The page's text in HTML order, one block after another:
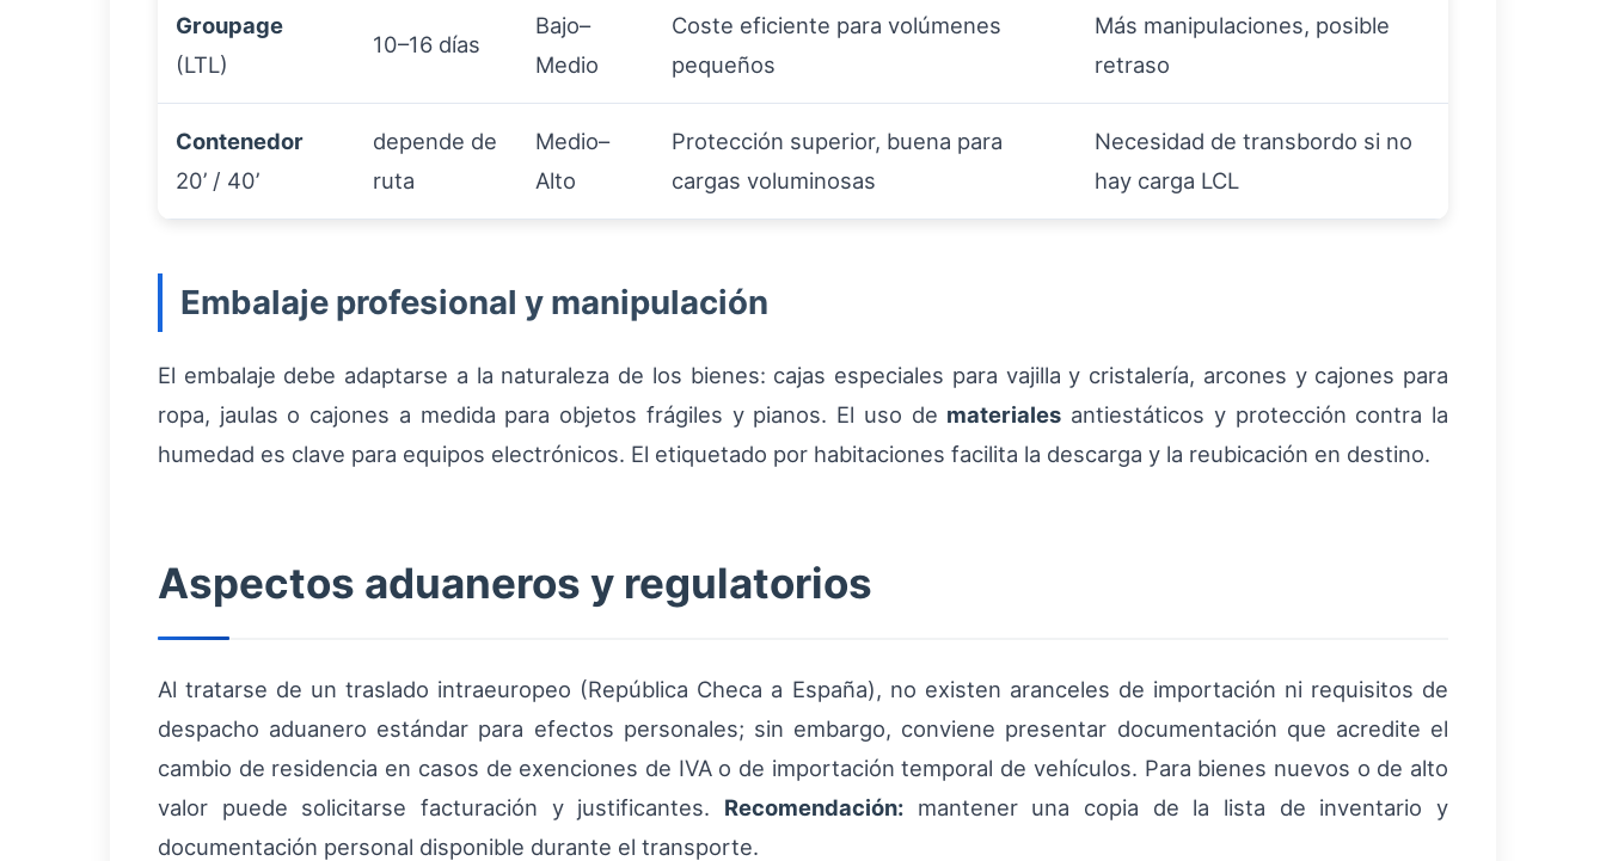
Groupage
(LTL)
10–16 días
Bajo–
Medio
Coste eficiente para volúmenes
pequeños
Más manipulaciones, posible
retraso
Contenedor
20’ / 40’
depende de
ruta
Medio–
Alto
Protección superior, buena para
cargas voluminosas
Necesidad de transbordo si no
hay carga LCL
Embalaje profesional y manipulación
El embalaje debe adaptarse a la naturaleza de los bienes: cajas especiales para vajilla y cristalería, arcones y cajones para
ropa, jaulas o cajones a medida para objetos frágiles y pianos. El uso de materiales antiestáticos y protección contra la
humedad es clave para equipos electrónicos. El etiquetado por habitaciones facilita la descarga y la reubicación en destino.
Aspectos aduaneros y regulatorios
Al tratarse de un traslado intraeuropeo (República Checa a España), no existen aranceles de importación ni requisitos de
despacho aduanero estándar para efectos personales; sin embargo, conviene presentar documentación que acredite el
cambio de residencia en casos de exenciones de IVA o de importación temporal de vehículos. Para bienes nuevos o de alto
valor puede solicitarse facturación y justificantes. Recomendación: mantener una copia de la lista de inventario y
documentación personal disponible durante el transporte.